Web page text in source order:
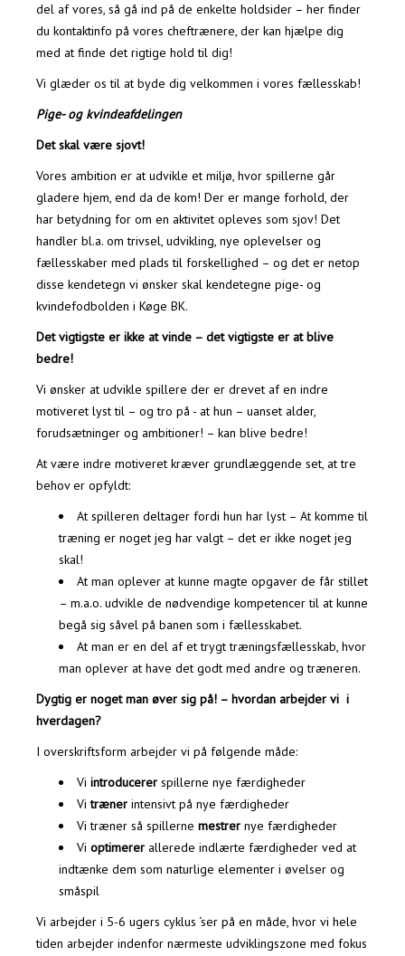
del af vores, så gå ind på de enkelte holdsider – her finder
du kontaktinfo på vores cheftrænere, der kan hjælpe dig
med at finde det rigtige hold til dig!
Vi glæder os til at byde dig velkommen i vores fællesskab!
Pige- og kvindeafdelingen
Det skal være sjovt!
Vores ambition er at udvikle et miljø, hvor spillerne går
gladere hjem, end da de kom! Der er mange forhold, der
har betydning for om en aktivitet opleves som sjov! Det
handler bl.a. om trivsel, udvikling, nye oplevelser og
fællesskaber med plads til forskellighed – og det er netop
disse kendetegn vi ønsker skal kendetegne pige- og
kvindefodbolden i Køge BK.
Det vigtigste er ikke at vinde – det vigtigste er at blive
bedre!
Vi ønsker at udvikle spillere der er drevet af en indre
motiveret lyst til – og tro på - at hun – uanset alder,
forudsætninger og ambitioner! – kan blive bedre!
At være indre motiveret kræver grundlæggende set, at tre
behov er opfyldt:
At spilleren deltager fordi hun har lyst – At komme til
træning er noget jeg har valgt – det er ikke noget jeg
skal!
At man oplever at kunne magte opgaver de får stillet
– m.a.o. udvikle de nødvendige kompetencer til at kunne
begå sig såvel på banen som i fællesskabet.
At man er en del af et trygt træningsfællesskab, hvor
man oplever at have det godt med andre og træneren.
Dygtig er noget man øver sig på! – hvordan arbejder vi i
hverdagen?
I overskriftsform arbejder vi på følgende måde:
Vi introducerer spillerne nye færdigheder
Vi træner intensivt på nye færdigheder
Vi træner så spillerne mestrer nye færdigheder
Vi optimerer allerede indlærte færdigheder ved at
indtænke dem som naturlige elementer i øvelser og
småspil
Vi arbejder i 5-6 ugers cyklus ‘ser på en måde, hvor vi hele
tiden arbejder indenfor nærmeste udviklingszone med fokus